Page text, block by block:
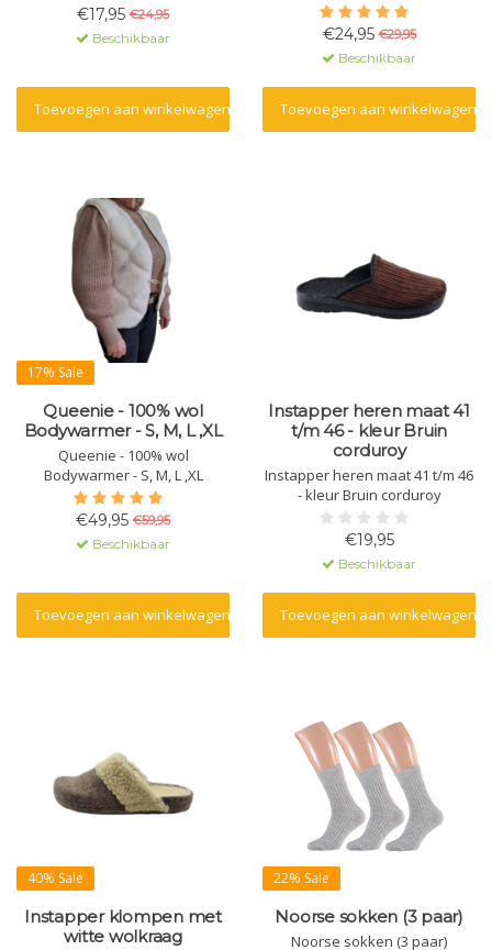
€17,95 €24,95
Beschikbaar
Toevoegen aan winkelwagen
€24,95 €29,95
Beschikbaar
Toevoegen aan winkelwagen
17% Sale
Queenie - 100% wol
Bodywarmer - S, M, L ,XL
Queenie - 100% wol
Bodywarmer - S, M, L ,XL
€49,95 €59,95
Beschikbaar
Toevoegen aan winkelwagen
Instapper heren maat 41
t/m 46 - kleur Bruin
corduroy
Instapper heren maat 41 t/m 46
- kleur Bruin corduroy
€19,95
Beschikbaar
Toevoegen aan winkelwagen
40% Sale
Instapper klompen met
witte wolkraag
22% Sale
Noorse sokken (3 paar)
Noorse sokken (3 paar)